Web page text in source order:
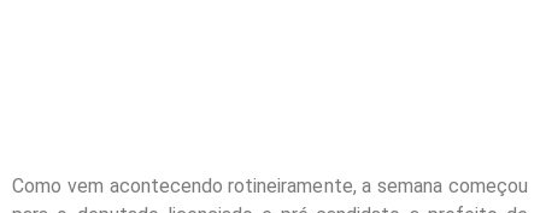
Como vem acontecendo rotineiramente, a semana começou